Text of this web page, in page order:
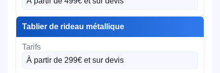
Tablier de rideau métallique
À partir de 299€ et sur devis